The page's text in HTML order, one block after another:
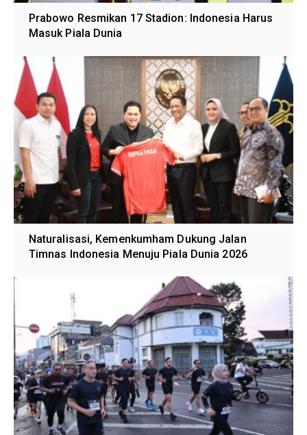
Prabowo Resmikan 17 Stadion: Indonesia Harus
Masuk Piala Dunia
Naturalisasi, Kemenkumham Dukung Jalan
Timnas Indonesia Menuju Piala Dunia 2026